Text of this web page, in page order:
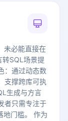
未必能直接在
SQL场景提
：通过动态数
支撑跨库可执
生成与方言
者只需专注于
地门槛。 作为